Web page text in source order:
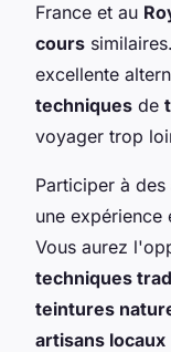
France et au
cours
excellente
techniques de
voyager trop
Participer à des
une expérience
Vous aurez
techniques
teintures
artisans locaux